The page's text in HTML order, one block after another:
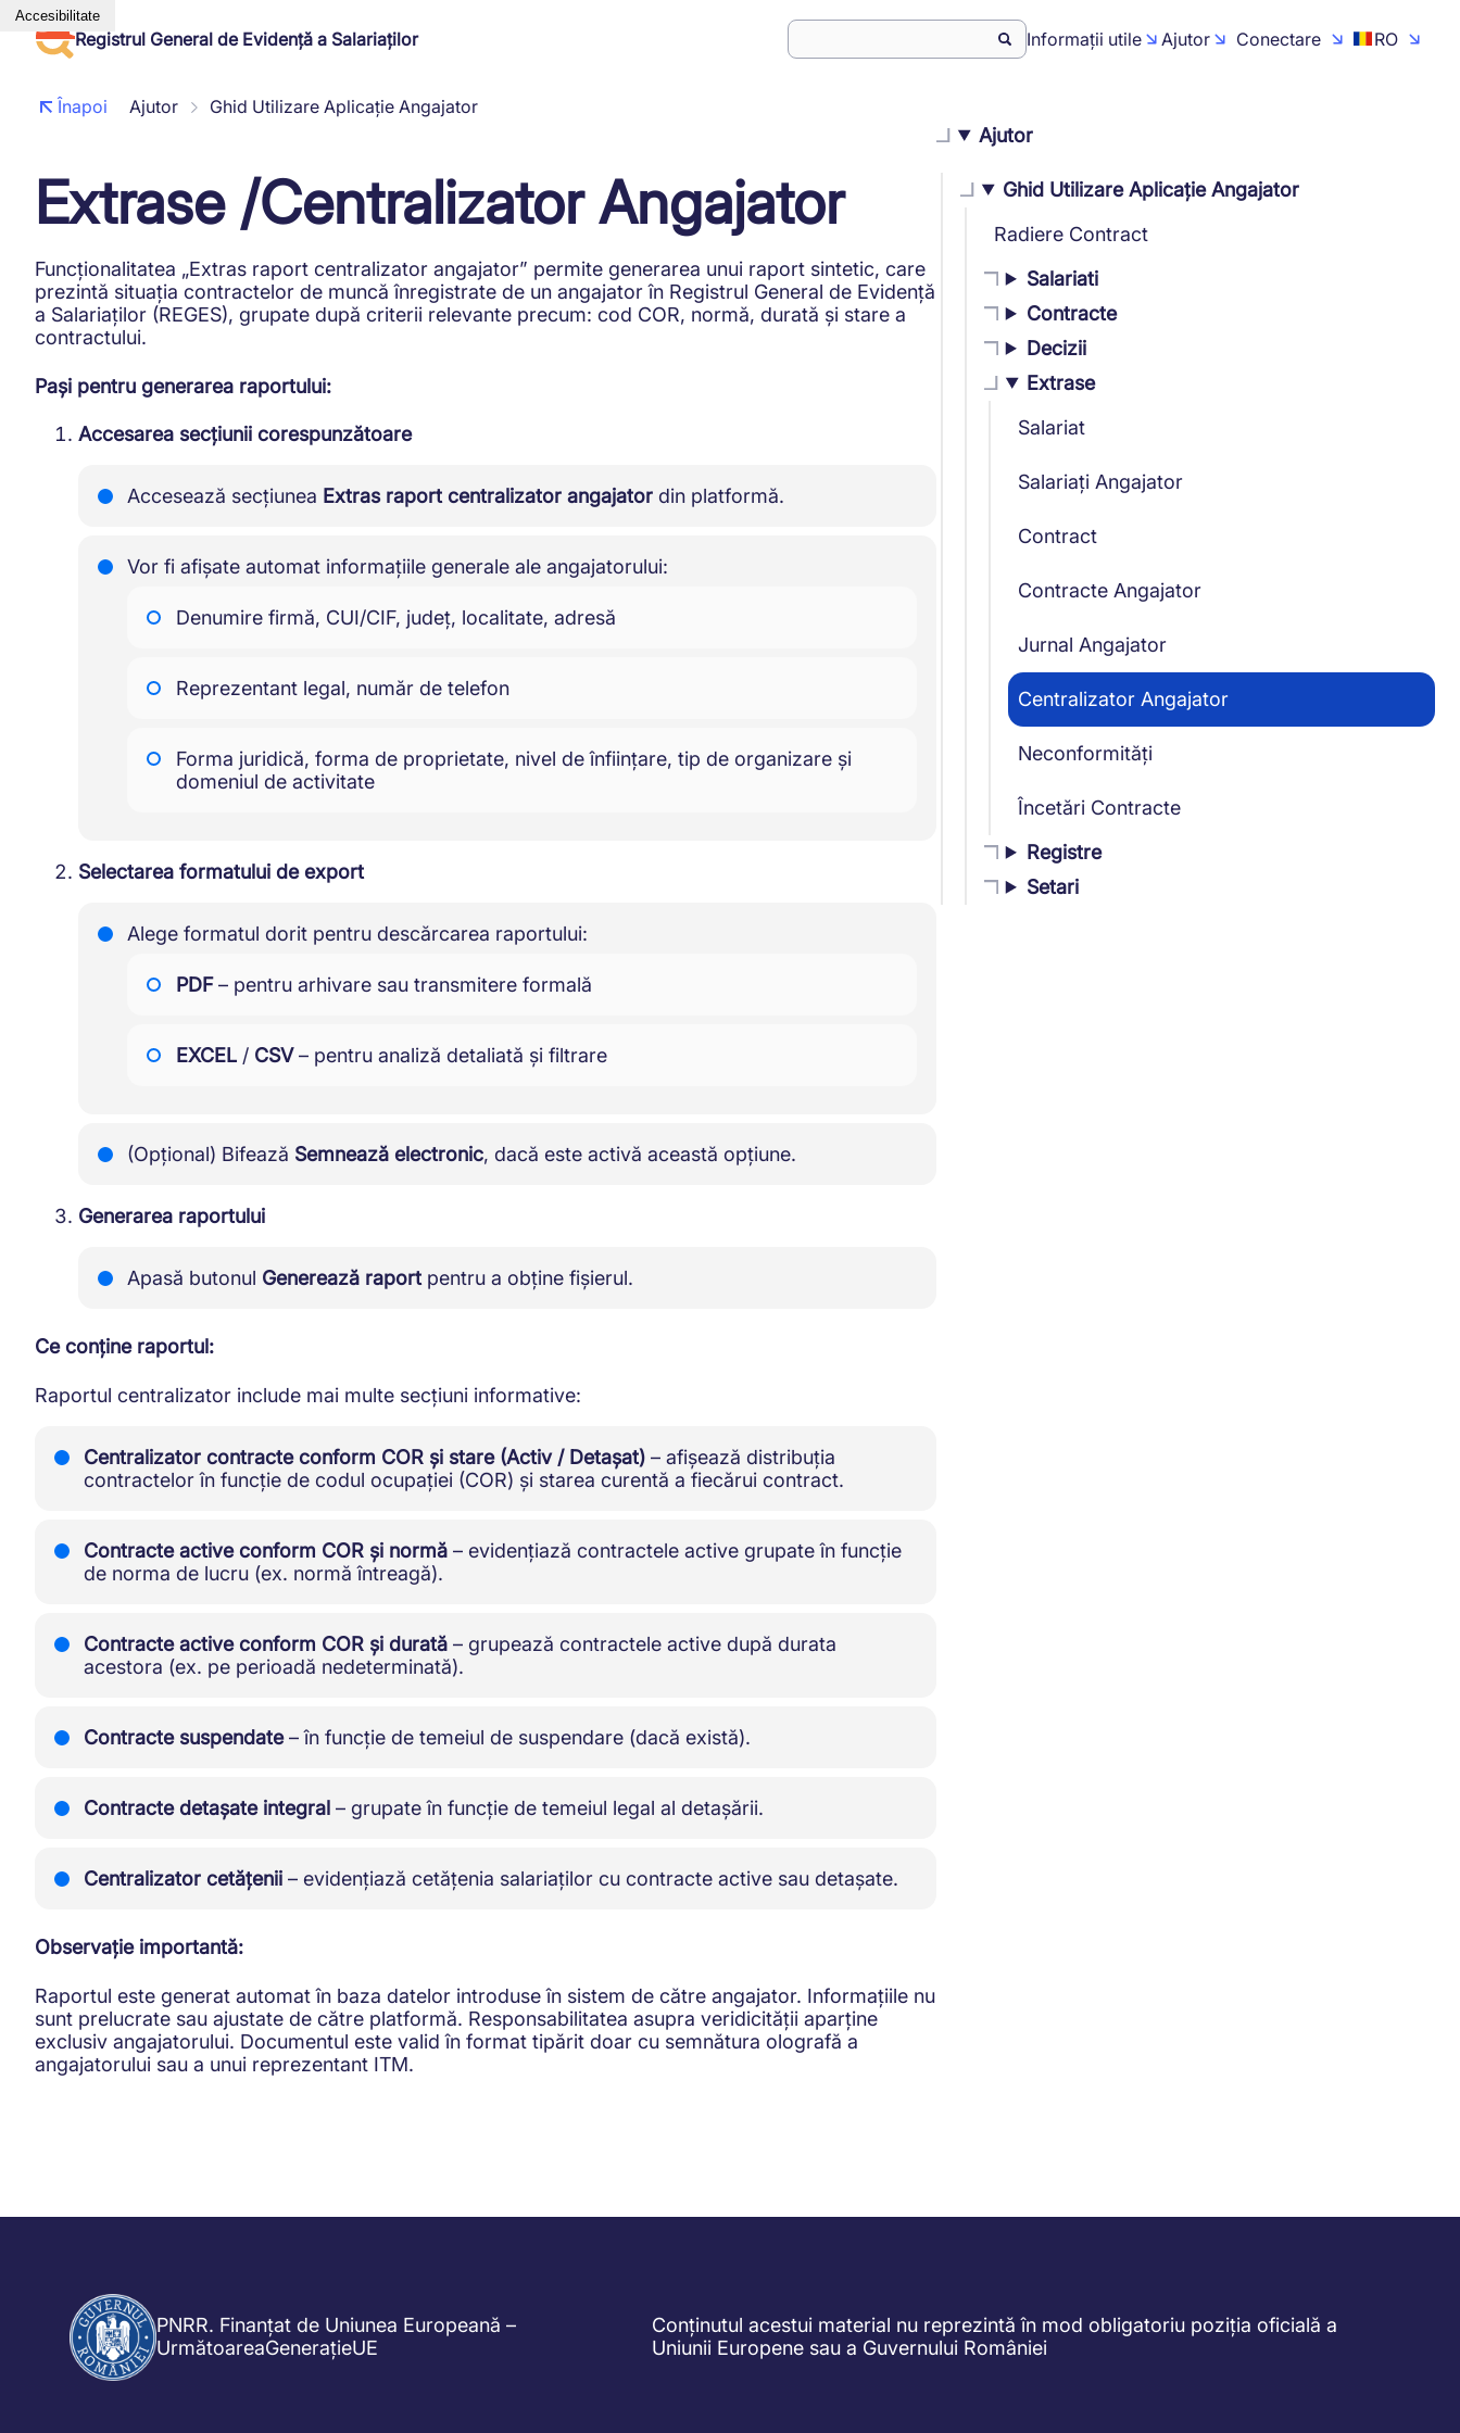
Registrul General de Evidență a Salariaților Informații utile Ajutor Conectare RO
Înapoi Ajutor Ghid Utilizare Aplicație Angajator
Accesibilitate
Extrase /Centralizator Angajator
Funcționalitatea „Extras raport centralizator angajator” permite generarea unui raport sintetic, care
prezintă situația contractelor de muncă înregistrate de un angajator în Registrul General de Evidență
a Salariaților (REGES), grupate după criterii relevante precum: cod COR, normă, durată și stare a
contractului.
Pași pentru generarea raportului:
Accesarea secțiunii corespunzătoare
Accesează secțiunea Extras raport centralizator angajator din platformă.
Vor fi afișate automat informațiile generale ale angajatorului:
Denumire firmă, CUI/CIF, județ, localitate, adresă
Reprezentant legal, număr de telefon
Forma juridică, forma de proprietate, nivel de înființare, tip de organizare și
domeniul de activitate
Selectarea formatului de export
Alege formatul dorit pentru descărcarea raportului:
PDF– pentru arhivare sau transmitere formală
EXCEL / CSV– pentru analiză detaliată și filtrare
(Opțional) Bifează Semnează electronic, dacă este activă această opțiune.
Generarea raportului
Apasă butonul Generează raportpentru a obține fișierul.
Ce conține raportul:
Raportul centralizator include mai multe secțiuni informative:
Centralizator contracte conform COR și stare (Activ / Detașat) – afișează distribuția
contractelor în funcție de codul ocupației (COR) și starea curentă a fiecărui contract.
Contracte active conform COR și normă – evidențiază contractele active grupate în funcție
de norma de lucru (ex. normă întreagă).
Contracte active conform COR și durată – grupează contractele active după durata
acestora (ex. pe perioadă nedeterminată).
Contracte suspendate– în funcție de temeiul de suspendare (dacă există).
Contracte detașate integral – grupate în funcție de temeiul legal al detașării.
Centralizator cetățenii – evidențiază cetățenia salariaților cu contracte active sau detașate.
Observație importantă:
Raportul este generat automat în baza datelor introduse în sistem de către angajator. Informațiile nu
sunt prelucrate sau ajustate de către platformă. Responsabilitatea asupra veridicității aparține
exclusiv angajatorului. Documentul este valid în format tipărit doar cu semnătura olografă a
angajatorului sau a unui reprezentant ITM.
Ajutor
Ghid Utilizare Aplicație Angajator
Radiere Contract
Salariati
Contracte
Decizii
Extrase
Salariat
Salariați Angajator
Contract
Contracte Angajator
Jurnal Angajator
Centralizator Angajator
Neconformități
Încetări Contracte
Registre
Setari
PNRR. Finanțat de Uniunea Europeană –
UrmătoareaGenerațieUE
Conținutul acestui material nu reprezintă în mod obligatoriu poziția oficială a
Uniunii Europene sau a Guvernului României